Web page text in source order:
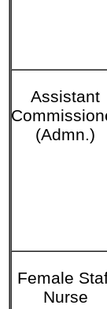
Assistant
(Admn.)
Female
Nurse